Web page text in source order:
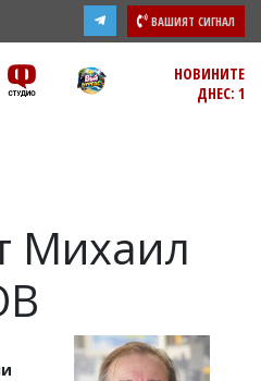
ВАШИЯТ СИГНАЛ
НОВИНИТЕ
ДНЕС: 1
Михаил